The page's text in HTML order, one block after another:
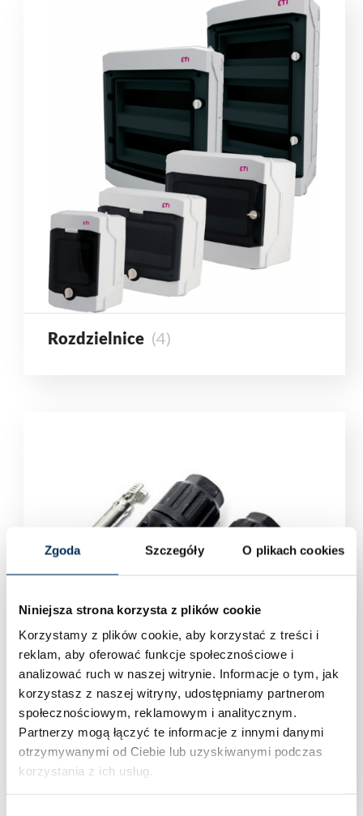
Zgoda Szczegóły O plikach cookies
Niniejsza strona korzysta z plików cookie
Korzystamy z plików cookie, aby korzystać z treści i
reklam, aby oferować funkcje społecznościowe i
analizować ruch w naszej witrynie. Informacje o tym, jak
korzystasz z naszej witryny, udostępniamy partnerom
społecznościowym, reklamowym i analitycznym.
Partnerzy mogą łączyć te informacje z innymi danymi
otrzymywanymi od Ciebie lub uzyskiwanymi podczas
korzystania z ich usług.
Rozdzielnice (4)
Konektory (1)